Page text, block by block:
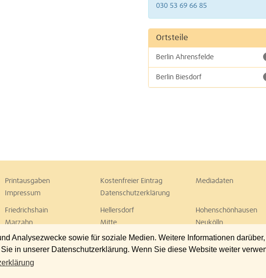
Analysezwecke sowie für soziale Medien. Weitere Informationen
in unserer Datenschutzerklärung. Wenn Sie diese Website weiter
030 53 69 66 85
Ortsteile
Berlin Ahrensfelde
Berlin Biesdorf
Printausgaben Kostenfreier Eintrag Mediadaten
Impressum
Datenschutzerklärung
Friedrichshain Hellersdorf Hohenschönhausen
Marzahn Mitte Neukölln
Schöneberg Spandau Steglitz
Umland Ost Wedding Weißensee